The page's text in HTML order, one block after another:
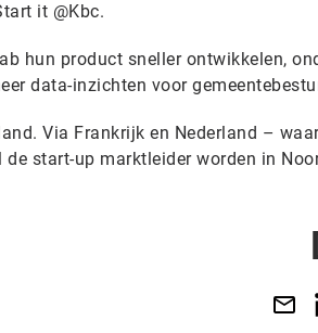
it @Kbc.
hun product sneller ontwikkelen,
data-inzichten voor
Via Frankrijk en Nederland –
start-up marktleider worden in